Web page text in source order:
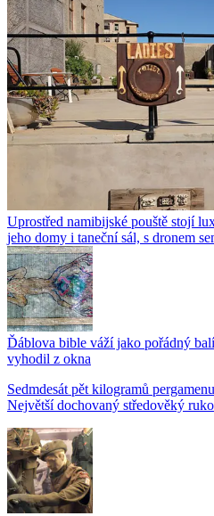
Uprostřed namibijské pouště stojí
jeho domy i taneční sál, s dronem
Ďáblova bible váží jako pořádný
vyhodil z okna
Sedmdesát pět kilogramů
Největší dochovaný středověký